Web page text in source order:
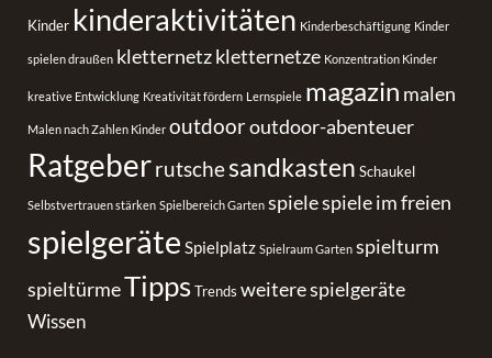
Kinder kinderaktivitäten Kinderbeschäftigung Kinder
spielen draußen kletternetzkletternetze Konzentration Kinder
kreative Entwicklung Kreativität fördern Lernspiele magazin malen
Malen nach Zahlen Kinder outdooroutdoor-abenteuer
Ratgeberrutschesandkasten Schaukel
Selbstvertrauen stärken Spielbereich Garten spielespiele im freien
spielgeräte Spielplatz Spielraum Garten spielturm
spieltürmeTippsTrends weitere spielgeräte
Wissen